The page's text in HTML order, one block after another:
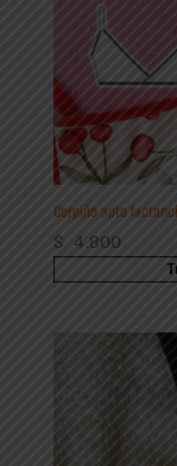
Corpiño apto
$ 4.800